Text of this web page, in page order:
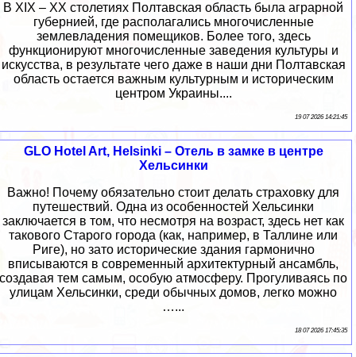
В XIX – XX столетиях Полтавская область была аграрной
губернией, где располагались многочисленные
землевладения помещиков. Более того, здесь
функционируют многочисленные заведения культуры и
искусства, в результате чего даже в наши дни Полтавская
область остается важным культурным и историческим
центром Украины....
19 07 2026 14:21:45
GLO Hotel Art, Helsinki – Отель в замке в центре
Хельсинки
Важно! Почему обязательно стоит делать страховку для
путешествий. Одна из особенностей Хельсинки
заключается в том, что несмотря на возраст, здесь нет как
такового Старого города (как, например, в Таллине или
Риге), но зато исторические здания гармонично
вписываются в современный архитектурный ансамбль,
создавая тем самым, особую атмосферу. Прогуливаясь по
улицам Хельсинки, среди обычных домов, легко можно
…...
18 07 2026 17:45:35